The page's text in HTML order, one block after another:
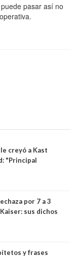
pasar así no
creyó a Kast
"Principal
levantar secreto
por 7 a 3
sus dichos
no es diputado
y frases